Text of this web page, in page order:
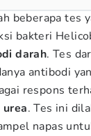
beberapa tes
bakteri
darah. Tes
antibodi
respons
urea. Tes ini
napas